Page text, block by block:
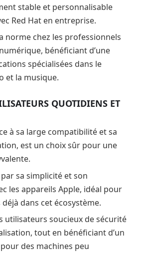
stable et personnalisable
Red Hat en entreprise.
norme chez les professionnels
bénéficiant d’une
spécialisées dans le
et la musique.
QUOTIDIENS ET
à sa large compatibilité et sa
est un choix sûr pour une
sa simplicité et son
les appareils Apple, idéal pour
dans cet écosystème.
utilisateurs soucieux de sécurité
tout en bénéficiant d’un
des machines peu